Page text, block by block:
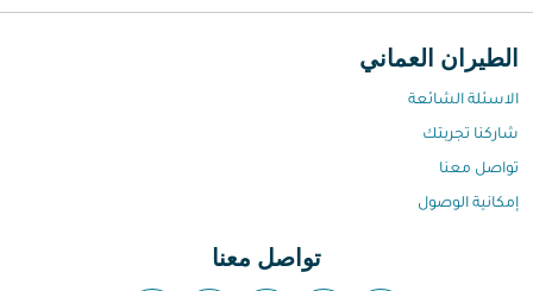
الطيران العماني
الاسئلة الشائعة
شاركنا تجربتك
تواصل معنا
إمكانية الوصول
تواصل معنا